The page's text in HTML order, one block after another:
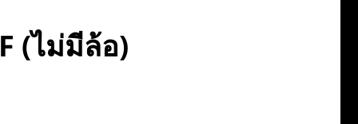
(ไม่มีล้อ)